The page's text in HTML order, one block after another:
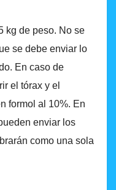
kg de peso. No se
se debe enviar lo
En caso de
el tórax y el
formol al 10%. En
enviar los
como una sola